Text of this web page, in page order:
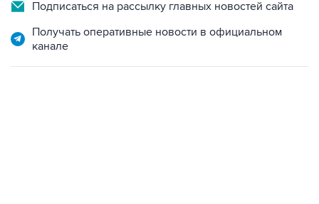
Подписаться на рассылку главных новостей сайта
Получать оперативные новости в официальном
канале